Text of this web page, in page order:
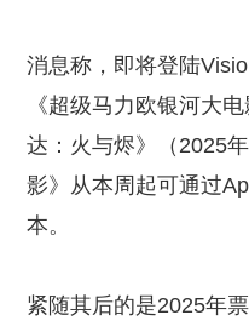
消息称，即将登陆
《超级马力欧银河大
达：火与烬》（2025
影》从本周起可通过
本。
紧随其后的是2025年